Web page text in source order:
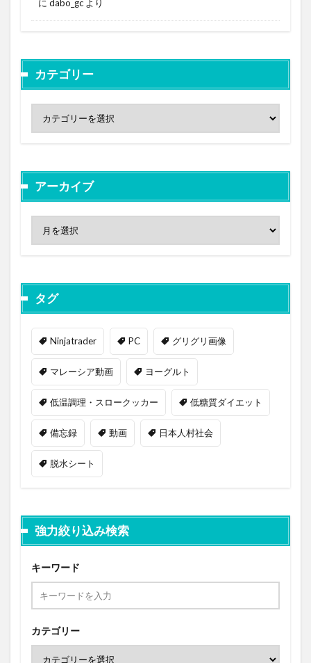
に dabo_gc より
カテゴリー
アーカイブ
タグ
Ninjatrader PC グリグリ画像
マレーシア動画 ヨーグルト
低温調理・スロークッカー 低糖質ダイエット
備忘録 動画 日本人村社会
脱水シート
強力絞り込み検索
キーワード
カテゴリー